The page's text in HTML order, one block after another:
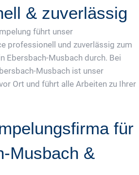
& zuverlässig
führt unser
professionell und zuverlässig zum
Ebersbach-Musbach durch. Bei
Musbach ist unser
Ort und führt alle Arbeiten zu Ihrer
für
Musbach &